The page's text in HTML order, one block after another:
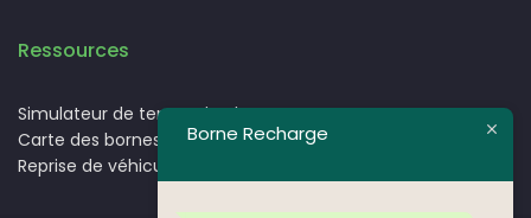
Ressources
Simulateur de temps de charge.
Carte des bornes de recharge pour voitures électriques
Reprise de véhicules électriques
Borne Recharge